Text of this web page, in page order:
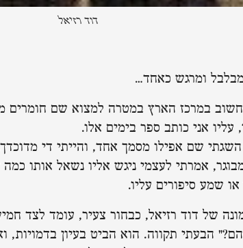
דוד רזיאל
ומרגש כאחד…
חשוב במרכז הארץ במטרה למצוא שם חומרים
עליו אני כותב ספר בימים אלו.
שם אפילו מסמך אחד, והייתי די
מבוגר, אמרתי לעצמי ניגש אליו נשאל אותו
שמע סיפורים עליו.
של דוד רזיאל, כבחור צעיר, עומד לצד
הבעתי תקווה. הוא הביט בעיון בדמויות,